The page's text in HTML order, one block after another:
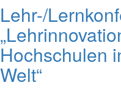
Lehr-/
Hochschulen
Welt“